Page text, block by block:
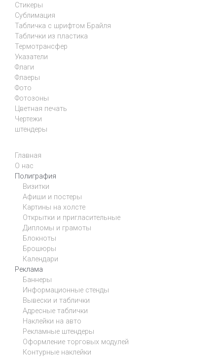
Стикеры
Сублимация
Табличка с шрифтом Брайля
Таблички из пластика
Термотрансфер
Указатели
Флаги
Флаеры
Фото
Фотозоны
Цветная печать
Чертежи
штендеры
Главная
О нас
Полиграфия
Визитки
Афиши и постеры
Картины на холсте
Открытки и пригласительные
Дипломы и грамоты
Блокноты
Брошюры
Календари
Реклама
Баннеры
Информационные стенды
Вывески и таблички
Адресные таблички
Наклейки на авто
Рекламные штендеры
Оформление торговых модулей
Контурные наклейки